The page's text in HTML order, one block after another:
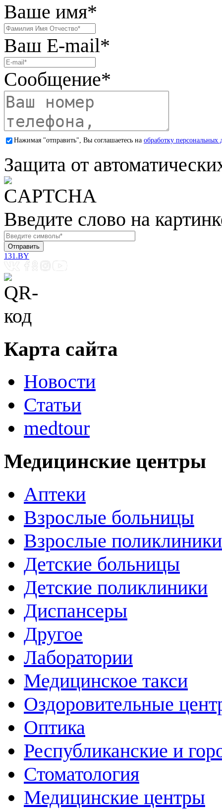
Ваше имя*
Ваш E-mail*
Сообщение*
Нажимая "отправить", Вы соглашаетесь на обработку персональных
Защита от
Введите слово на
131.BY
Карта сайта
Новости
Статьи
medtour
Медицинские центры
Аптеки
Взрослые больницы
Взрослые поликлиники
Детские больницы
Детские поликлиники
Диспансеры
Другое
Лаборатории
Медицинское такси
Оздоровительные
Оптика
Республиканские и
Стоматология
Медицинские центры